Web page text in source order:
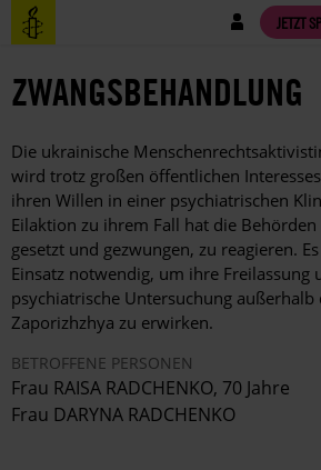
Direkt
zum
Benutzermenü JETZT
ZWANGSBEHANDLUNG
Die ukrainische
wird trotz großen öffentlichen
ihren Willen in einer psychiatrischen
Eilaktion zu ihrem Fall hat die
gesetzt und gezwungen, zu reagieren.
Einsatz notwendig, um ihre Freilassung
psychiatrische Untersuchung außerhalb
Zaporizhzhya zu erwirken.
BETROFFENE PERSONEN
Frau RAISA RADCHENKO, 70 Jahre
Frau DARYNA RADCHENKO